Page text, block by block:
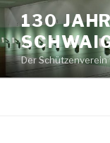
Zum
Inhalt
springen
130
Der